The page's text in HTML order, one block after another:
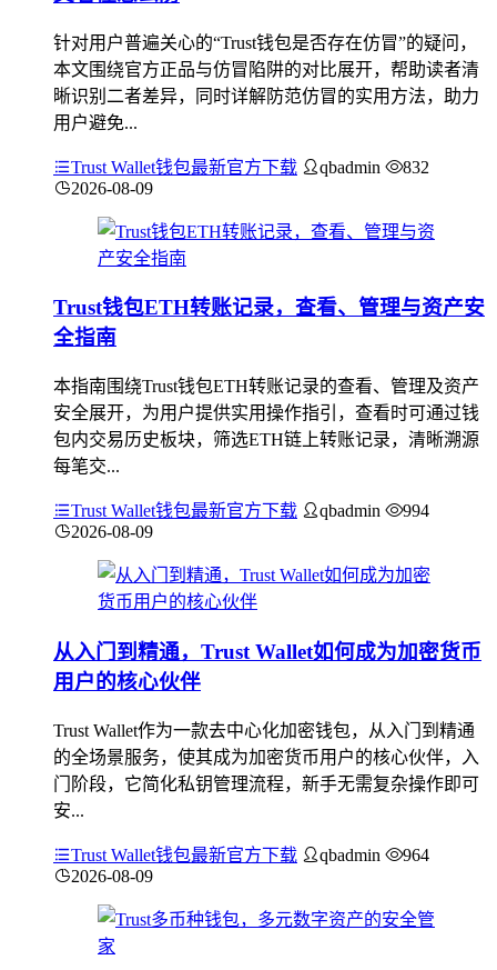
针对用户普遍关心的“Trust钱包是否存在仿冒”的疑问，
本文围绕官方正品与仿冒陷阱的对比展开，帮助读者清
晰识别二者差异，同时详解防范仿冒的实用方法，助力
用户避免...
Trust Wallet钱包最新官方下载 qbadmin
832
2026-08-09
Trust钱包ETH转账记录，查看、管理与资产安
全指南
本指南围绕Trust钱包ETH转账记录的查看、管理及资产
安全展开，为用户提供实用操作指引，查看时可通过钱
包内交易历史板块，筛选ETH链上转账记录，清晰溯源
每笔交...
Trust Wallet钱包最新官方下载 qbadmin
994
2026-08-09
从入门到精通，Trust Wallet如何成为加密货币
用户的核心伙伴
Trust Wallet作为一款去中心化加密钱包，从入门到精通
的全场景服务，使其成为加密货币用户的核心伙伴，入
门阶段，它简化私钥管理流程，新手无需复杂操作即可
安...
Trust Wallet钱包最新官方下载 qbadmin
964
2026-08-09